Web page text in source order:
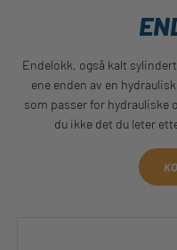
Endelokk, også kalt
ene enden av en
som passer for hydrauliske
du ikke det du leter